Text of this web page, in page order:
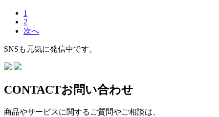
1
2
次へ
SNSも元気に発信中です。
CONTACTお問い合わせ
商品やサービスに関するご質問やご相談は、